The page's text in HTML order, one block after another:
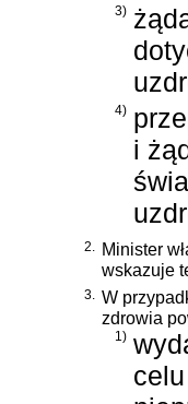
3)
4)
i
2. Minister
wskazuje
3. W
zdrowia
1)